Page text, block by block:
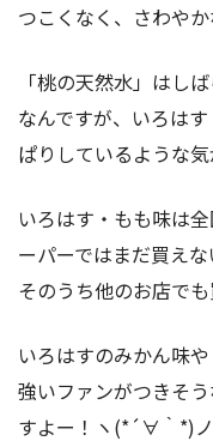
つこくなく、さわや
「桃の天然水」はし
なんですが、いろは
ぱりしているような気
いろはす・もも味は
ーパーではまだ買え
そのうち他のお店で
いろはすのみかん味
強いファンがつきそ
すよー！ヽ(*´∀｀*)ノ